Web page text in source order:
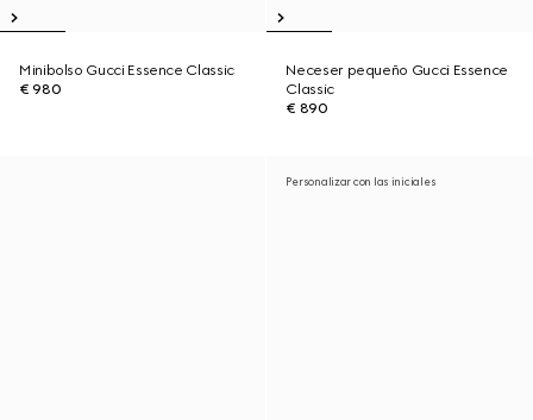
Minibolso Gucci Essence Classic
€ 980
Neceser pequeño Gucci Essence
Classic
€ 890
Personalizar con las iniciales